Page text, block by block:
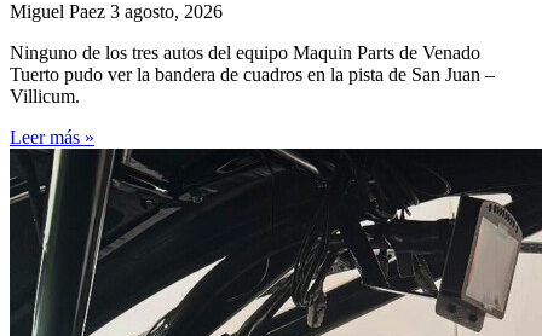
Miguel Paez 3 agosto, 2026
Ninguno de los tres autos del equipo Maquin Parts de Venado
Tuerto pudo ver la bandera de cuadros en la pista de San Juan –
Villicum.
Leer más »